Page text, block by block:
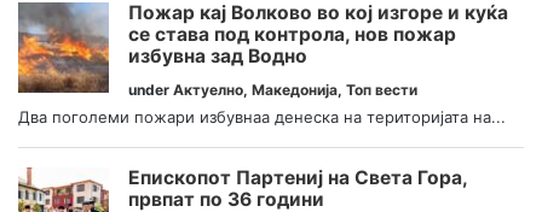
Пожар кај Волково во кој изгоре и куќа
се става под контрола, нов пожар
избувна зад Водно
under Актуелно, Македонија, Топ вести
Два поголеми пожари избувнаа денеска на територијата на...
Епископот Партениј на Света Гора,
првпат по 36 години